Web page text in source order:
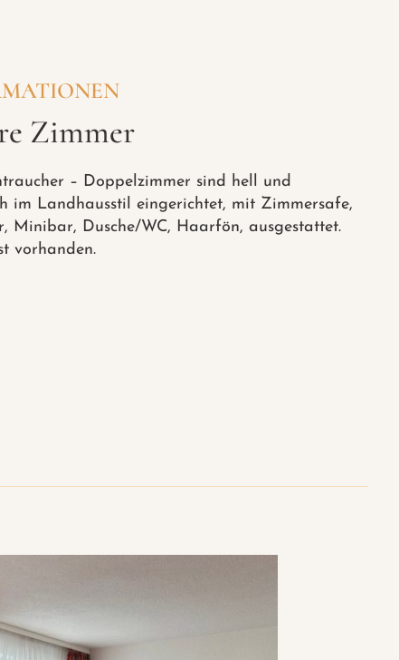
Zimmer
– Doppelzimmer sind hell und
im Landhausstil eingerichtet, mit Zimmersafe,
Minibar, Dusche/WC, Haarfön, ausgestattet.
vorhanden.